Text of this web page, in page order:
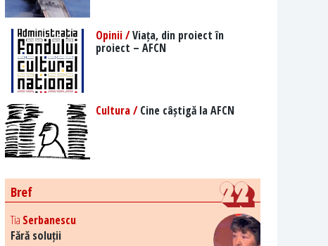
Opinii /Viața, din proiect în
proiect – AFCN
Cultura /Cine câștigă la AFCN
Bref
Tia Serbanescu
Fără soluții